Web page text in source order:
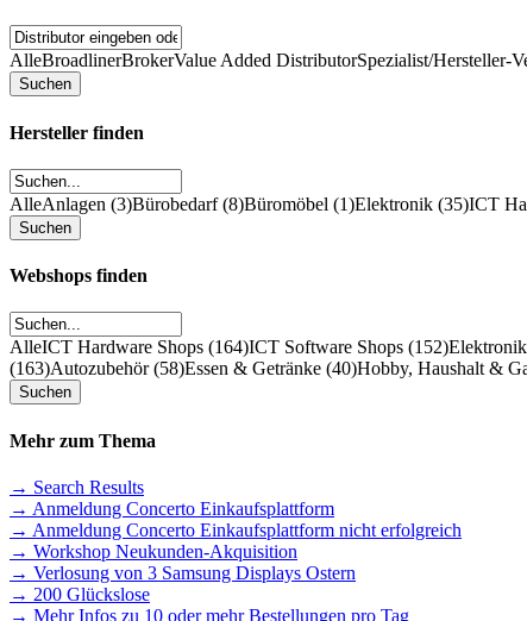
AlleBroadlinerBrokerValue Added DistributorSpezialist/Hersteller-
Hersteller finden
AlleAnlagen (3)Bürobedarf (8)Büromöbel (1)Elektronik (35)ICT
Webshops finden
AlleICT Hardware Shops (164)ICT Software Shops (152)
(163)Autozubehör (58)Essen & Getränke (40)Hobby, Haushalt &
Mehr zum Thema
→ Search Results
→ Anmeldung Concerto Einkaufsplattform
→ Anmeldung Concerto Einkaufsplattform nicht erfolgreich
→ Workshop Neukunden-Akquisition
→ Verlosung von 3 Samsung Displays Ostern
→ 200 Glückslose
→ Mehr Infos zu 10 oder mehr Bestellungen pro Tag